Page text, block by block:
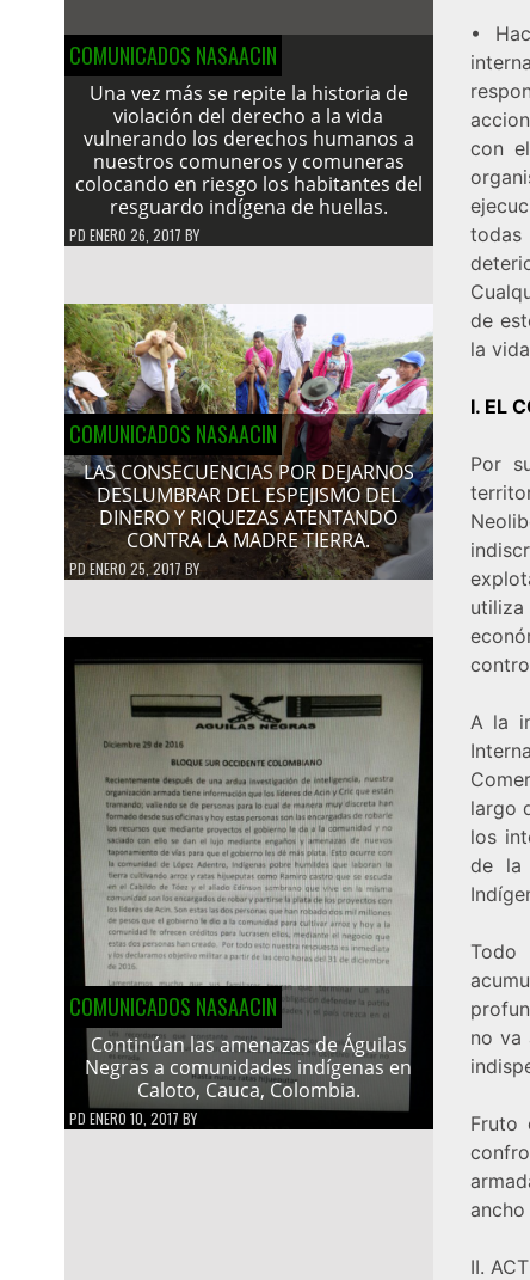
COMUNICADOS NASAACIN
Una vez más se repite la historia de
violación del derecho a la vida
vulnerando los derechos humanos a
nuestros comuneros y comuneras
colocando en riesgo los habitantes del
resguardo indígena de huellas.
PD ENERO 26, 2017 BY
COMUNICADOS NASAACIN
LAS CONSECUENCIAS POR DEJARNOS
DESLUMBRAR DEL ESPEJISMO DEL
DINERO Y RIQUEZAS ATENTANDO
CONTRA LA MADRE TIERRA.
PDENERO 25, 2017 BY
COMUNICADOS NASAACIN
Continúan las amenazas de Águilas
Negras a comunidades indígenas en
Caloto, Cauca, Colombia.
PD ENERO 10, 2017 BY
•
con
de
la
I. EL
Por
utiliza
A la
largo
los
de la
Todo
no va
Fruto
II.